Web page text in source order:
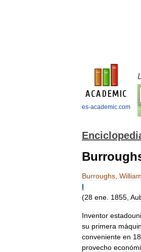
es-academic.com
Burroughs William
I
(28 ene 1855
Inventor
su primera
conveniente en
provecho